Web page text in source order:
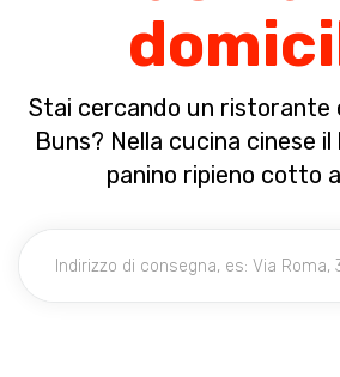
Stai cercando un ristorante
Buns? Nella cucina cinese
panino ripieno cotto